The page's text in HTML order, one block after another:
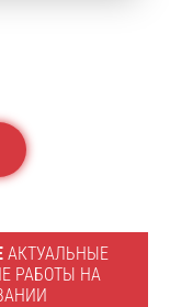
АКТУАЛЬНЫЕ
РАБОТЫ НА